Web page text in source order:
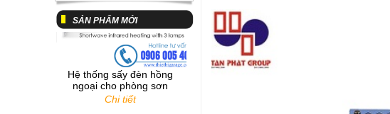
SẢN PHẨM MỚI
Hệ thống sấy đèn hồng
ngoại cho phòng sơn
Chi tiết